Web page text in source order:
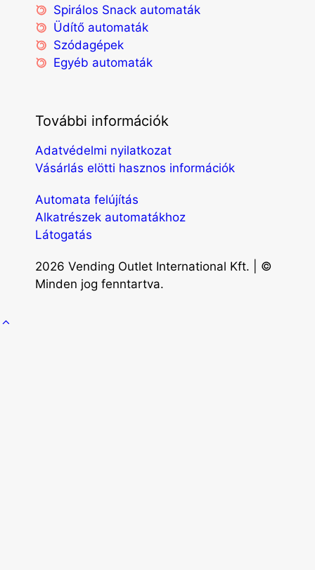
Spirálos Snack automaták
Üdítő automaták
Szódagépek
Egyéb automaták
További információk
Adatvédelmi nyilatkozat
Vásárlás elötti hasznos információk
Automata felújítás
Alkatrészek automatákhoz
Látogatás
2026 Vending Outlet International Kft. | ©
Minden jog fenntartva.